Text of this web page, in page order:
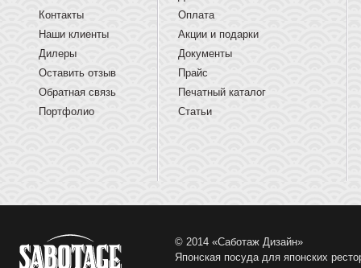
Контакты
Наши клиенты
Дилеры
Оставить отзыв
Обратная связь
Портфолио
Оплата
Акции и подарки
Документы
Прайс
Печатный каталог
Статьи
© 2014 «Саботаж Дизайн»
Японская посуда для японских